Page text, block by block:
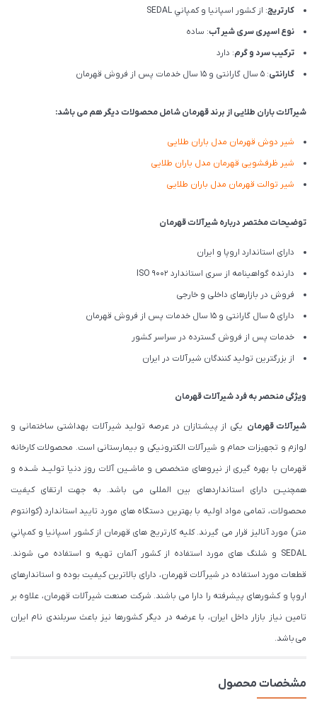
کارتریج: از كشور اسپانيا و كمپاني SEDAL
نوع اسپری سری شیر آب: ساده
ترکیب سرد و گرم: دارد
گارانتی: 5 سال گارانتی و 15 سال خدمات پس از فروش قهرمان
شیرآلات باران طلایی از برند قهرمان شامل محصولات دیگر هم می باشد:
شیر دوش قهرمان مدل باران طلایی
شیر ظرفشویی قهرمان مدل باران طلایی
شیر توالت قهرمان مدل باران طلایی
توضیحات مختصر درباره شیرآلات قهرمان
دارای استاندارد اروپا و ایران
دارنده گواهینامه از سری استاندارد ISO 9002
فروش در بازارهای داخلی و خارجی
دارای 5 سال گارانتی و 15 سال خدمات پس از فروش قهرمان
خدمات پس از فروش گسترده در سراسر کشور
از بزرگترین تولید کنندگان شیرآلات در ایران
ویژگی منحصر به فرد شیرآلات قهرمان
شیرآلات قهرمان یکی از پیشـتازان در عرصه تولید شیرآلات بهداشتی ساختمانی و
لوازم و تجهیزات حمام و شیرآلات الکترونیکی و بیمارستانی است. محصولات کارخانه
قهرمان با بهره گیری از نیروهای متخصص و ماشــین آلات روز دنیا تولیــد شــده و
همچنیــن دارای استانداردهای بین المللی می باشد. به جهت ارتقای کیفیت
محصولات، تمامی مواد اولیه با بهترین دستگاه های مورد تایید استاندارد (كوانتوم
متر) مورد آنالیز قرار می گیرند. كليه كارتريج های قهرمان از كشور اسپانيا و كمپاني
SEDAL و شلنگ های مورد استفاده از کشور آلمان تهیه و استفاده می شوند.
قطعات مورد استفاده در شیرآلات قهرمان، دارای بالاترین کیفیت بوده و استاندارهای
اروپا و کشورهای پیشرفته را دارا می باشند. شرکت صنعت شیرآلات قهرمان، علاوه بر
تامین نیاز بازار داخل ایران، با عرضه در دیگر کشورها نیز باعث سربلندی نام ایران
می باشد.
مشخصات محصول